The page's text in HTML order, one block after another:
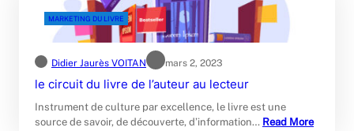
MARKETING DU LIVRE
Didier Jaurès VOITAN mars 2, 2023
le circuit du livre de l’auteur au lecteur
Instrument de culture par excellence, le livre est une
source de savoir, de découverte, d’information… Read More